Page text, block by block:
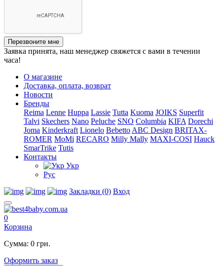
Перезвоните мне
Заявка принята, наш менеджер свяжется с вами в течении
часа!
О магазине
Доставка, оплата, возврат
Новости
Бренды
Reima Lenne Huppa Lassie Tutta Kuoma JOIKS Superfit
Talvi Skechers Nano Peluche SNO Columbia KIFA Dorechi
Joma Kinderkraft Lionelo Bebetto ABC Design BRITAX-
ROMER MoMi RECARO Milly Mally MAXI-COSI Hauck
SmarTrike Tutis
Контакты
Укр
Рус
Закладки (0) Вход
0
Корзина
Сумма: 0 грн.
Оформить заказ